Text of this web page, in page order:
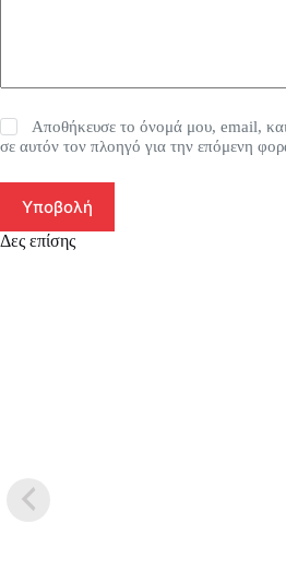
Αποθήκευσε το όνομά μου, email,
σε αυτόν τον πλοηγό για την επόμενη
Υποβολή
Δες επίσης